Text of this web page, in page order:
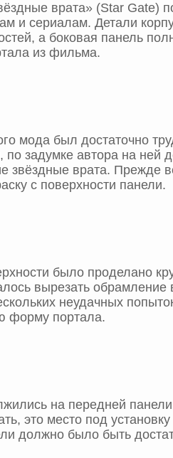
врата» (Star Gate)
и сериалам. Детали
а боковая панель
из фильма.
мода был достаточно
по задумке автора на ней
звёздные врата. Прежде
с поверхности панели.
было проделано
вырезать обрамление
неудачных
форму портала.
на передней
это место под установку
должно было быть